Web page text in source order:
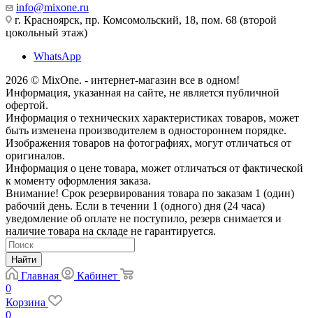
info@mixone.ru
г. Красноярск, пр. Комсомольский, 18, пом. 68 (второй
цокольный этаж)
WhatsApp
2026 © MixOne. - интернет-магазин все в одном!
Информация, указанная на сайте, не является публичной
офертой.
Информация о технических характеристиках товаров, может
быть изменена производителем в одностороннем порядке.
Изображения товаров на фотографиях, могут отличаться от
оригиналов.
Информация о цене товара, может отличаться от фактической
к моменту оформления заказа.
Внимание! Срок резервирования товара по заказам 1 (один)
рабочий день. Если в течении 1 (одного) дня (24 часа)
уведомление об оплате не поступило, резерв снимается и
наличие товара на складе не гарантируется.
Найти
Главная
Кабинет
0
Корзина
0